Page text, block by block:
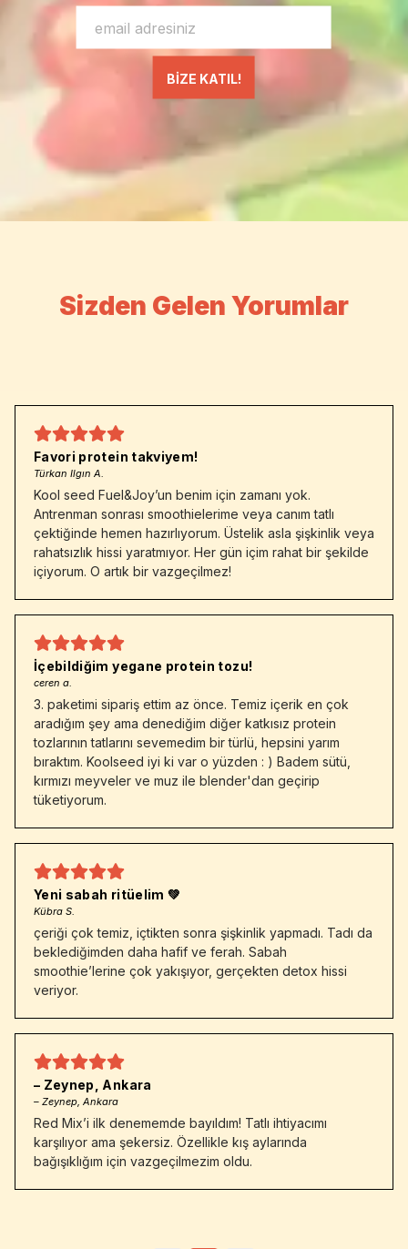
BİZE KATIL!
Sizden Gelen Yorumlar
Favori protein takviyem!
Türkan Ilgın A.
Kool seed Fuel&Joy’un benim için zamanı yok.
Antrenman sonrası smoothielerime veya canım tatlı
çektiğinde hemen hazırlıyorum. Üstelik asla şişkinlik veya
rahatsızlık hissi yaratmıyor. Her gün içim rahat bir şekilde
içiyorum. O artık bir vazgeçilmez!
İçebildiğim yegane protein tozu!
ceren a.
3. paketimi sipariş ettim az önce. Temiz içerik en çok
aradığım şey ama denediğim diğer katkısız protein
tozlarının tatlarını sevemedim bir türlü, hepsini yarım
bıraktım. Koolseed iyi ki var o yüzden : ) Badem sütü,
kırmızı meyveler ve muz ile blender'dan geçirip
tüketiyorum.
Yeni sabah ritüelim 💚
Kübra S.
çeriği çok temiz, içtikten sonra şişkinlik yapmadı. Tadı da
beklediğimden daha hafif ve ferah. Sabah
smoothie’lerine çok yakışıyor, gerçekten detox hissi
veriyor.
– Zeynep, Ankara
– Zeynep, Ankara
Red Mix’i ilk denememde bayıldım! Tatlı ihtiyacımı
karşılıyor ama şekersiz. Özellikle kış aylarında
bağışıklığım için vazgeçilmezim oldu.